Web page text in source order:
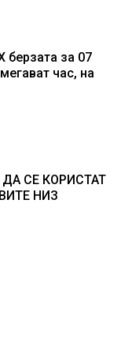
берзата за 07
час, на
СЕ КОРИСТАТ
НИЗ